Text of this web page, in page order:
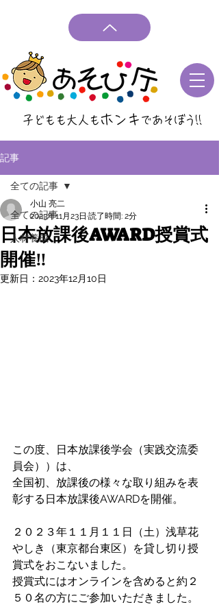
子どもも大人もホンキ であそぼう !!
記事
全ての記事
人材養成
全ての記事
日本放課後AWARD授賞式
開催‼
小山 亮二
2023年11月23日 読了時間: 2分
更新日： 2023年12月10日
この度、日本放課後学会（実践交流委
員会））は、
全国初、放課後の様々な取り組みを表
彰する日本放課後AWARDを開催。
２０２３年１１月１１日（土）浅草花
やしき（東京都台東区）を貸し切り授
賞式をおこないました。
授賞式にはオンラインを含めると約２
５０名の方にご参加いただきました。